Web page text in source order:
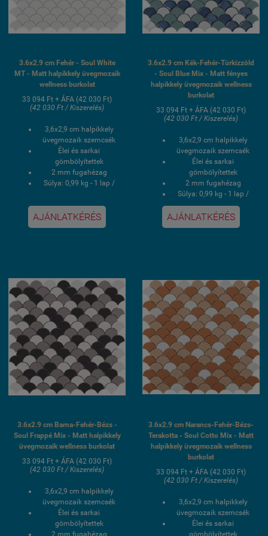
3.6x2.9 cm Fehér - Soul White
MT - Matt halpikkely üvegmozaik
wellness burkolat
33 094 Ft + ÁFA (42 030 Ft)
(42 030 Ft / Kiszerelés)
3,6x2,9 cm halpikkely
üvegmozaik szemcsék
Élei és sarkai
gömbölyítettek
2 mm fugahézag
Súlya: 0,99 kg - 1 lap /
1 doboz 0,87 négyzetmér
/ 10 lap
Hálós kasírozás
AJÁNLATKÉRÉS
3.6x2.9 cm Kék-Fehér-Türkizzöld
- Soul Blue Mix - Matt fényes
halpikkely üvegmozaik wellness
burkolat
33 094 Ft + ÁFA (42 030 Ft)
(42 030 Ft / Kiszerelés)
3,6x2,9 cm halpikkely
üvegmozaik szemcsék
Élei és sarkai
gömbölyítettek
2 mm fugahézag
Súlya: 0,99 kg - 1 lap /
9,93 kg - 1 doboz
1 doboz 0,87 négyzetmér
/ 10 lap
burkolat
AJÁNLATKÉRÉS
3.6x2.9 cm Barna-Fehér-Bézs -
Soul Frappé Mix - Matt halpikkely
üvegmozaik wellness burkolat
33 094 Ft + ÁFA (42 030 Ft)
(42 030 Ft / Kiszerelés)
3,6x2,9 cm halpikkely
üvegmozaik szemcsék
Élei és sarkai
gömbölyítettek
3.6x2.9 cm Narancs-Fehér-Bézs-
Terakotta - Soul Cotto Mix - Matt
halpikkely üvegmozaik wellness
burkolat
33 094 Ft + ÁFA (42 030 Ft)
(42 030 Ft / Kiszerelés)
3,6x2,9 cm halpikkely
üvegmozaik szemcsék
Élei és sarkai